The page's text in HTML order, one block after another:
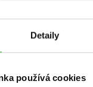
Detaily
používá cookies